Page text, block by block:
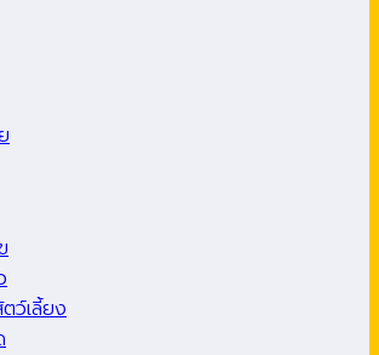
ว์เลี้ยง